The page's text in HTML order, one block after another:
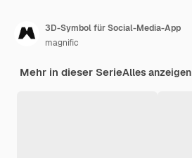
3D-Symbol für Social-Media-App
magnific
Mehr in dieser SerieAlles anzeigen